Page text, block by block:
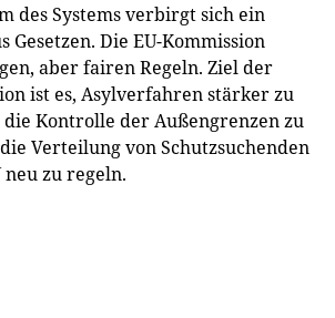
des Systems verbirgt sich ein
Gesetzen. Die EU-Kommission
aber fairen Regeln. Ziel der
ist es, Asylverfahren stärker zu
Kontrolle der Außengrenzen zu
Verteilung von Schutzsuchenden
zu regeln.